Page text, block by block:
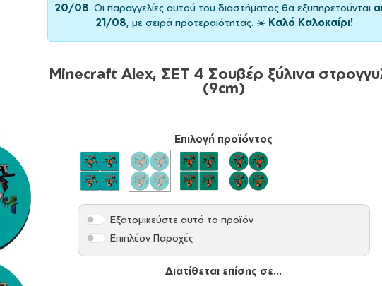
20/08. Οι παραγγελίες αυτού του διαστήματος θα εξυπηρετούνται
21/08, με σειρά προτεραιότητας. ☀️ Καλό Καλοκαίρι!
Minecraft Alex, ΣΕΤ 4 Σουβέρ ξύλινα
(9cm)
Επιλογή προϊόντος
Εξατομικεύστε αυτό το προϊόν
Επιπλέον Παροχές
Διατίθεται επίσης σε...